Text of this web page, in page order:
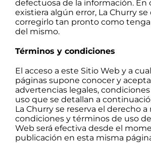
defectuosa de la información. En
existiera algún error, La Churry
corregirlo tan pronto como
del mismo.
Términos y condiciones
El acceso a este Sitio Web y a
páginas supone conocer y
advertencias legales,
uso que se detallan a
La Churry se reserva el derecho
condiciones y términos de uso
Web será efectiva desde el
publicación en esta misma